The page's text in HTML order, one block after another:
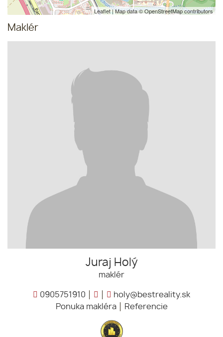
Leaflet| Map data ©OpenStreetMapcontributors
Maklér
Juraj Holý
maklér
0905751910
holy@bestreality.sk
Ponuka makléra
Referencie